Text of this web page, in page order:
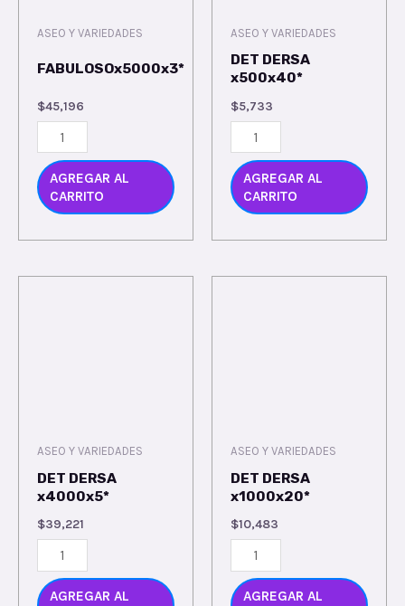
ASEO Y VARIEDADES
FABULOSOx5000x3*
$45,196
AGREGAR AL
CARRITO
ASEO Y VARIEDADES
DET DERSA
x500x40*
$5,733
AGREGAR AL
CARRITO
ASEO Y VARIEDADES
DET DERSA
x4000x5*
$39,221
AGREGAR AL
ASEO Y VARIEDADES
DET DERSA
x1000x20*
$10,483
AGREGAR AL